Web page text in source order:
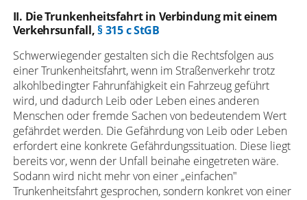
II. Die Trunkenheitsfahrt in Verbindung mit einem
Verkehrsunfall,§ 315 c StGB
Schwerwiegender gestalten sich die Rechtsfolgen aus
einer Trunkenheitsfahrt, wenn im Straßenverkehr trotz
alkohlbedingter Fahrunfähigkeit ein Fahrzeug geführt
wird, und dadurch Leib oder Leben eines anderen
Menschen oder fremde Sachen von bedeutendem Wert
gefährdet werden. Die Gefährdung von Leib oder Leben
erfordert eine konkrete Gefährdungssituation. Diese liegt
bereits vor, wenn der Unfall beinahe eingetreten wäre.
Sodann wird nicht mehr von einer „einfachen"
Trunkenheitsfahrt gesprochen, sondern konkret von einer